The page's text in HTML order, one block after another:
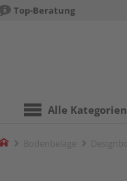
Top-Beratung
Alle Kategorien
Home